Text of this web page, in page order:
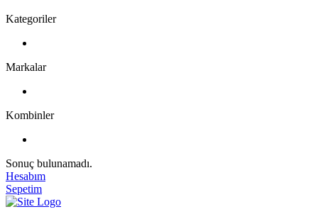
Kategoriler
Markalar
Kombinler
Sonuç bulunamadı.
Hesabım
Sepetim